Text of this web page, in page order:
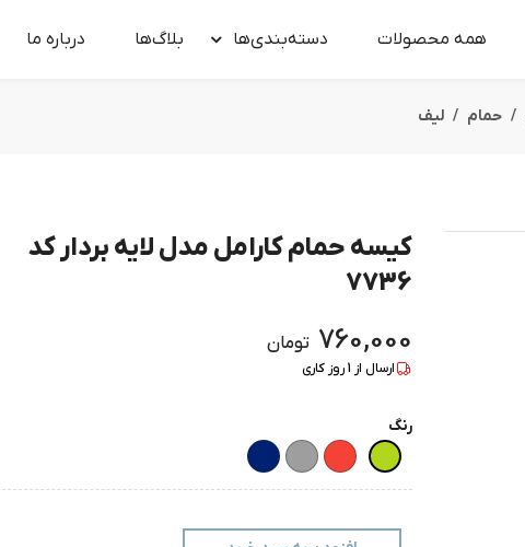
همه محصولات دسته‌بندی‌ها بلاگ‌ها درباره‌ ما
حمام لیف
کیسه حمام کارامل مدل لایه بردار کد
7736
760,000 تومان
ارسال از 1روز کاری
رنگ